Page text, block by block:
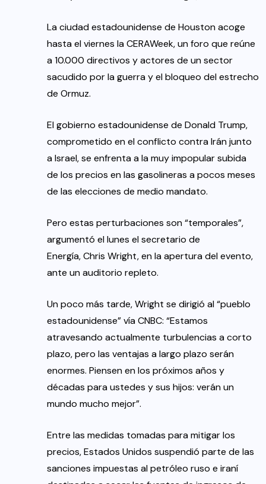
La ciudad estadounidense de Houston acoge
hasta el viernes la CERAWeek, un foro que reúne
a 10.000 directivos y actores de un sector
sacudido por la guerra y el bloqueo del estrecho
de Ormuz.
El gobierno estadounidense de Donald Trump,
comprometido en el conflicto contra Irán junto
a Israel, se enfrenta a la muy impopular subida
de los precios en las gasolineras a pocos meses
de las elecciones de medio mandato.
Pero estas perturbaciones son “temporales”,
argumentó el lunes el secretario de
Energía, Chris Wright, en la apertura del evento,
ante un auditorio repleto.
Un poco más tarde, Wright se dirigió al “pueblo
estadounidense” vía CNBC: “Estamos
atravesando actualmente turbulencias a corto
plazo, pero las ventajas a largo plazo serán
enormes. Piensen en los próximos años y
décadas para ustedes y sus hijos: verán un
mundo mucho mejor”.
Entre las medidas tomadas para mitigar los
precios, Estados Unidos suspendió parte de las
sanciones impuestas al petróleo ruso e iraní